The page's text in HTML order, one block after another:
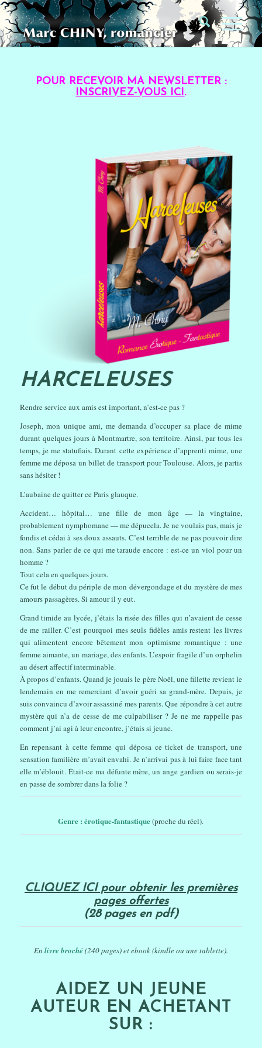
POUR RECEVOIR MA NEWSLETTER :
INSCRIVEZ-VOUS ICI.
HARCELEUSES
Rendre service aux amis est important, n’est-ce pas ?
Joseph, mon unique ami, me demanda d’occuper sa place de mime
durant quelques jours à Montmartre, son territoire. Ainsi, par tous les
temps, je me statufiais. Durant cette expérience d’apprenti mime, une
femme me déposa un billet de transport pour Toulouse. Alors, je partis
sans hésiter !
L’aubaine de quitter ce Paris glauque.
Accident… hôpital… une fille de mon âge — la vingtaine,
probablement nymphomane — me dépucela. Je ne voulais pas, mais je
fondis et cédai à ses doux assauts. C’est terrible de ne pas pouvoir dire
non. Sans parler de ce qui me taraude encore : est-ce un viol pour un
homme ?
Tout cela en quelques jours.
Ce fut le début du périple de mon dévergondage et du mystère de mes
amours passagères. Si amour il y eut.
Grand timide au lycée, j’étais la risée des filles qui n’avaient de cesse
de me railler. C’est pourquoi mes seuls fidèles amis restent les livres
qui alimentent encore bêtement mon optimisme romantique : une
femme aimante, un mariage, des enfants. L’espoir fragile d’un orphelin
au désert affectif interminable.
À propos d’enfants. Quand je jouais le père Noël, une fillette revient le
lendemain en me remerciant d’avoir guéri sa grand-mère. Depuis, je
suis convaincu d’avoir assassiné mes parents. Que répondre à cet autre
mystère qui n’a de cesse de me culpabiliser ? Je ne me rappelle pas
comment j’ai agi à leur encontre, j’étais si jeune.
En repensant à cette femme qui déposa ce ticket de transport, une
sensation familière m’avait envahi. Je n’arrivai pas à lui faire face tant
elle m’éblouit. Était-ce ma défunte mère, un ange gardien ou serais-je
en passe de sombrer dans la folie ?
Genre : érotique-fantastique(proche du réel).
CLIQUEZ ICI pour obtenir les premières
pages offertes
(28 pages en pdf)
En livre broché(240 pages) et ebook (kindle ou une tablette).
AIDEZ UN JEUNE
AUTEUR EN ACHETANT
SUR :